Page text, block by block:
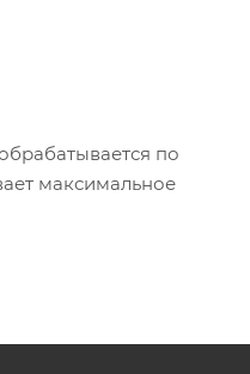
по
максимальное